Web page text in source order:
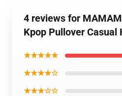
4 reviews for
Kpop Pullover Casual
★★★★★
★★★★☆
★★★☆☆